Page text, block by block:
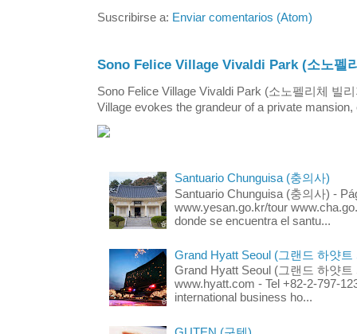
Suscribirse a: Enviar comentarios (Atom)
Sono Felice Village Vivaldi Park (소노펠
Sono Felice Village Vivaldi Park (소노펠리체 빌
Village evokes the grandeur of a private
Santuario Chunguisa (충의사)
Santuario Chunguisa (충의사) -
www.yesan.go.kr/tour
donde se encuentra el santu...
Grand Hyatt Seoul (그랜드 하얏트
Grand Hyatt Seoul (그랜드 하얏트
www.hyatt.com - Tel +82-2-797-
international business ho...